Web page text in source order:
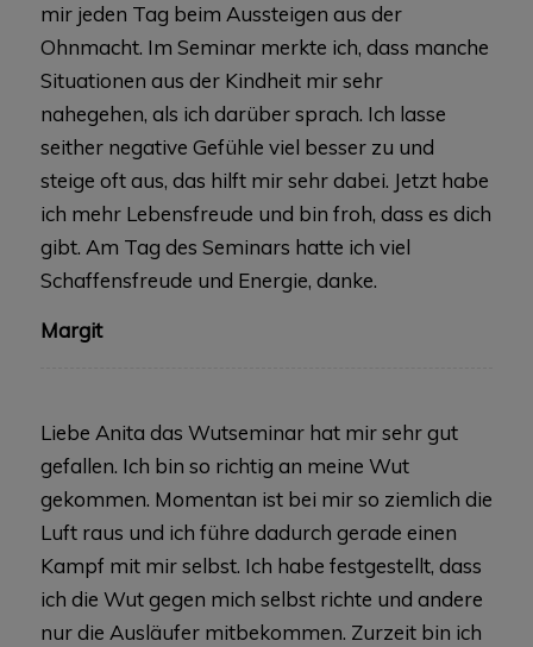
mir jeden Tag beim Aussteigen aus der
Ohnmacht. Im Seminar merkte ich, dass manche
Situationen aus der Kindheit mir sehr
nahegehen, als ich darüber sprach. Ich lasse
seither negative Gefühle viel besser zu und
steige oft aus, das hilft mir sehr dabei. Jetzt habe
ich mehr Lebensfreude und bin froh, dass es dich
gibt. Am Tag des Seminars hatte ich viel
Schaffensfreude und Energie, danke.
Margit
Liebe Anita das Wutseminar hat mir sehr gut
gefallen. Ich bin so richtig an meine Wut
gekommen. Momentan ist bei mir so ziemlich die
Luft raus und ich führe dadurch gerade einen
Kampf mit mir selbst. Ich habe festgestellt, dass
ich die Wut gegen mich selbst richte und andere
nur die Ausläufer mitbekommen. Zurzeit bin ich